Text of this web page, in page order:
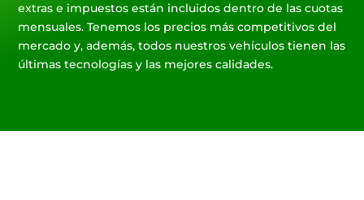
extras e impuestos están incluidos dentro de las cuotas
mensuales. Tenemos los precios más competitivos del
mercado y, además, todos nuestros vehículos tienen las
últimas tecnologías y las mejores calidades.